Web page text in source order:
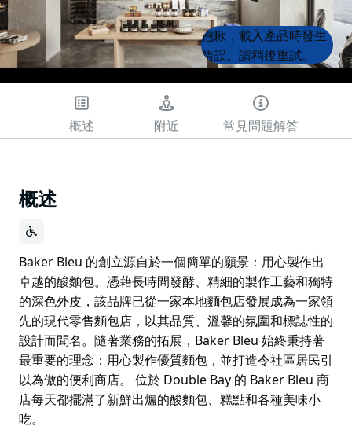
Product
List
Product
List
抱歉，載入產品時發生
錯誤。請稍後重試。
概述 附近 常見問題解答
概述
Baker Bleu 的創立源自於一個簡單的願景：用心製作出
卓越的酸麵包。憑藉長時間發酵、精細的製作工藝和獨特
的深色外皮，該品牌已從一家本地麵包店發展成為一家領
先的現代零售麵包店，以其品質、溫馨的氛圍和標誌性的
設計而聞名。隨著業務的拓展，Baker Bleu 始終秉持著
最重要的理念：用心製作優質麵包，並打造令社區居民引
以為傲的便利商店。 位於 Double Bay 的 Baker Bleu 商
店每天都擺滿了新鮮出爐的酸麵包、糕點和各種美味小
吃。